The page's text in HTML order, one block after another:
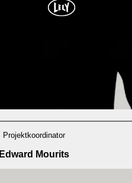
Projektkoordinator
Edward Mourits